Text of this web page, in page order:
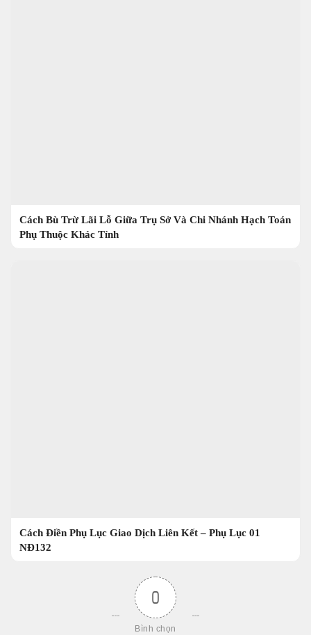
Cách Bù Trừ Lãi Lỗ Giữa Trụ Sở Và Chi Nhánh Hạch Toán
Phụ Thuộc Khác Tỉnh
Cách Điền Phụ Lục Giao Dịch Liên Kết – Phụ Lục 01
NĐ132
0
Bình chọn